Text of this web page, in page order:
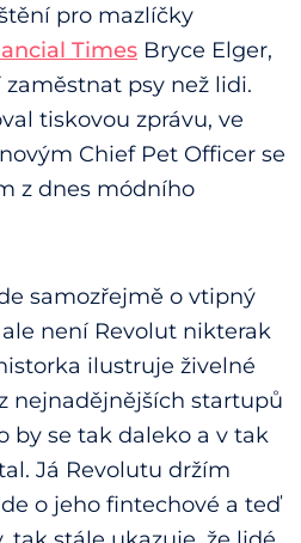
pro mazlíčky
Times Bryce Elger,
psy než lidi.
tiskovou zprávu, ve
Chief Pet Officer se
z dnes módního
samozřejmě o vtipný
není Revolut nikterak
ilustruje živelné
nejnadějnějších startupů
by se tak daleko a v tak
Já Revolutu držím
o jeho fintechové a teď